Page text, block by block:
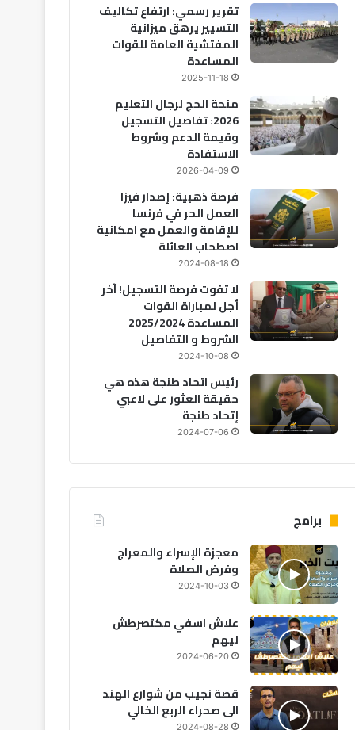
تقرير رسمي: ارتفاع تكاليف
التسيير يرهق ميزانية
المفتشية العامة للقوات
المساعدة
2025-11-18
منحة الحج لرجال التعليم
2026: تفاصيل التسجيل
وقيمة الدعم وشروط
الاستفادة
2026-04-09
فرصة ذهبية: إصدار فيزا
العمل الحر في فرنسا
للإقامة والعمل مع امكانية
اصطحاب العائلة
2024-08-18
لا تفوت فرصة التسجيل! آخر
أجل لمباراة القوات
المساعدة 2025/2024
الشروط و التفاصيل
2024-10-08
رئيس اتحاد طنجة هذه هي
حقيقة العثور على لاعبي
إتحاد طنجة
2024-07-06
برامج
معجزة الإسراء والمعراج
وفرض الصلاة
2024-10-03
علاش اسفي مكتصرطش
ليهم
2024-06-20
قصة نجيب من شوارع الهند
الى صحراء الربع الخالي
2024-08-28